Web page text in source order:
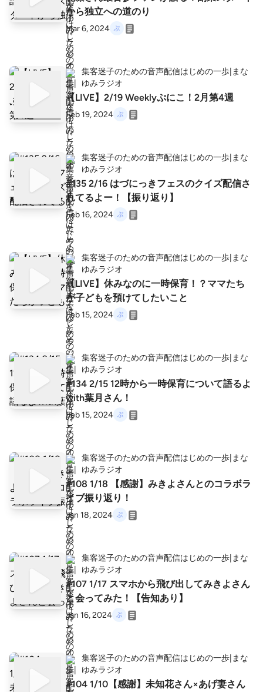
から独立への道のり
Mar 6, 2024
集客迷子のための音声配信はじめの一歩|まな
ゆみラジオ
【LIVE】2/19 Weeklyぷにこ！2月第4週
Feb 19, 2024
集客迷子のための音声配信はじめの一歩|まな
ゆみラジオ
#135 2/16 はづにっきフェスのクイズ配信さ
れてるよー！【振り返り】
Feb 16, 2024
集客迷子のための音声配信はじめの一歩|まな
ゆみラジオ
【LIVE】休みなのに一時保育！？ママたち
が子どもを預けてしたいこと
Feb 15, 2024
集客迷子のための音声配信はじめの一歩|まな
ゆみラジオ
#134 2/15 12時から一時保育について語るよ
with葉月さん！
Feb 15, 2024
集客迷子のための音声配信はじめの一歩|まな
ゆみラジオ
#108 1/18 【感謝】みきよさんとのコラボラ
イブ振り返り！
Jan 18, 2024
集客迷子のための音声配信はじめの一歩|まな
ゆみラジオ
#107 1/17 スマホから飛び出してみきよさん
と会ってみた！【告知あり】
Jan 16, 2024
集客迷子のための音声配信はじめの一歩|まな
ゆみラジオ
#104 1/10【感謝】未知花さん×あげ妻さん